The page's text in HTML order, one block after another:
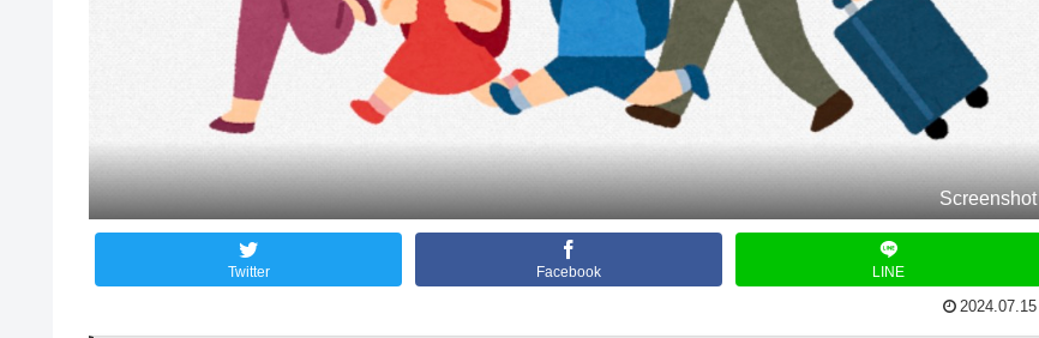
Screenshot
Twitter Facebook LINE
2024.07.15